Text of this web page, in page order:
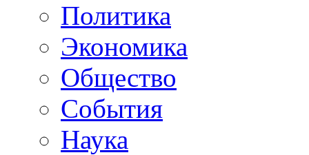
Политика
Экономика
Общество
События
Наука